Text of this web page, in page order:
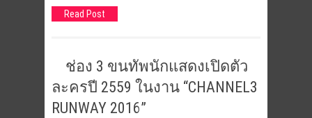
Read Post
ช่อง 3 ขนทัพนักแสดงเปิดตัว
ละครปี 2559 ในงาน “CHANNEL3
RUNWAY 2016”